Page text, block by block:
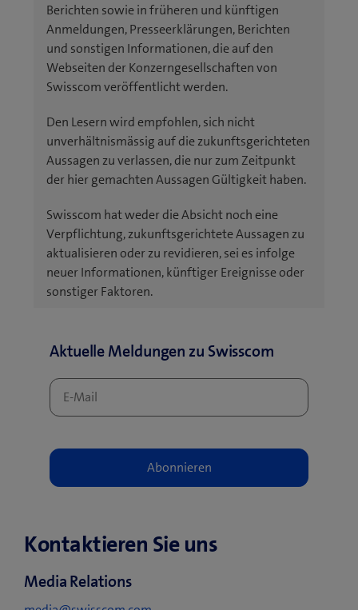
Berichten sowie in früheren und künftigen
Anmeldungen, Presseerklärungen, Berichten
und sonstigen Informationen, die auf den
Webseiten der Konzerngesellschaften von
Swisscom veröffentlicht werden.
Den Lesern wird empfohlen, sich nicht
unverhältnismässig auf die zukunftsgerichteten
Aussagen zu verlassen, die nur zum Zeitpunkt
der hier gemachten Aussagen Gültigkeit haben.
Swisscom hat weder die Absicht noch eine
Verpflichtung, zukunftsgerichtete Aussagen zu
aktualisieren oder zu revidieren, sei es infolge
neuer Informationen, künftiger Ereignisse oder
sonstiger Faktoren.
Aktuelle Meldungen zu Swisscom
Kontaktieren Sie uns
Media Relations